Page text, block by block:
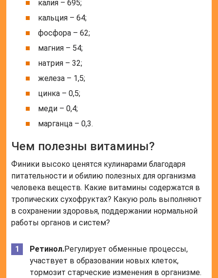
калия – 695;
кальция – 64;
фосфора – 62;
магния – 54;
натрия – 32;
железа – 1,5;
цинка – 0,5;
меди – 0,4;
марганца – 0,3.
Чем полезны витамины?
Финики высоко ценятся кулинарами благодаря
питательности и обилию полезных для организма
человека веществ. Какие витамины содержатся в
тропических сухофруктах? Какую роль выполняют
в сохранении здоровья, поддержании нормальной
работы органов и систем?
Ретинол.Регулирует обменные процессы,
участвует в образовании новых клеток,
тормозит старческие изменения в организме.